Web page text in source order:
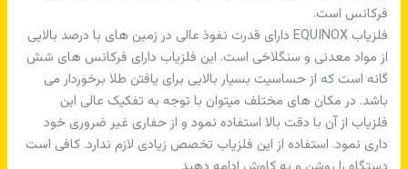
فرکانس است.
فلزیاب EQUINOX دارای قدرت نفوذ عالی در زمین های با درصد بالایی
از مواد معدنی و سنگلاخی است. این فلزیاب دارای فرکانس های شش
گانه است که از حساسیت بسیار بالایی برای یافتن طلا برخوردار می
باشد. در مکان های مختلف میتوان با توجه به تفکیک عالی این
فلزیاب از آن با دقت بالا استفاده نمود و از حفاری غیر ضروری خود
داری نمود. استفاده از این فلزیاب تخصص زیادی لازم ندارد. کافی است